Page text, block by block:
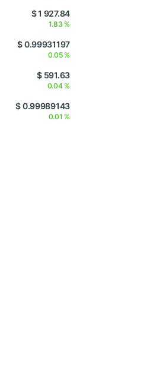
$ 1 927.84
1.83 %
$ 0.99931197
0.05 %
$ 591.63
0.04 %
$ 0.99989143
0.01 %